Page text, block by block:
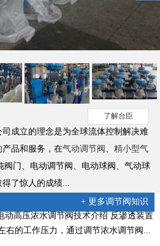
了解台臣
成立的理念是为全球流体控制解决难
品和服务，在气动调节阀 、 精小型气
阀门、电动调节阀、电动球阀、气动球
了惊人的成绩...
+ 更多调节阀知识
气动衬氟调节阀新款零缺陷型产品，
高压浓水调节阀技术介绍 反渗透装置
右的工作压力，通过调节浓水调节阀...